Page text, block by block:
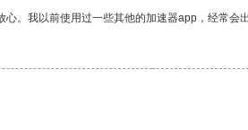
。我以前使用过一些其他的加速器app，经常会